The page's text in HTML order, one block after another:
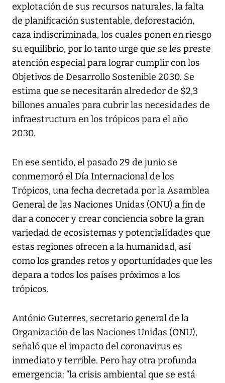
explotación de sus recursos naturales, la falta
de planificación sustentable, deforestación,
caza indiscriminada, los cuales ponen en riesgo
su equilibrio, por lo tanto urge que se les preste
atención especial para lograr cumplir con los
Objetivos de Desarrollo Sostenible 2030. Se
estima que se necesitarán alrededor de $2,3
billones anuales para cubrir las necesidades de
infraestructura en los trópicos para el año
2030.
En ese sentido, el pasado 29 de junio se
conmemoró el Día Internacional de los
Trópicos, una fecha decretada por la Asamblea
General de las Naciones Unidas (ONU) a fin de
dar a conocer y crear conciencia sobre la gran
variedad de ecosistemas y potencialidades que
estas regiones ofrecen a la humanidad, así
como los grandes retos y oportunidades que les
depara a todos los países próximos a los
trópicos.
António Guterres, secretario general de la
Organización de las Naciones Unidas (ONU),
señaló que el impacto del coronavirus es
inmediato y terrible. Pero hay otra profunda
emergencia: “la crisis ambiental que se está